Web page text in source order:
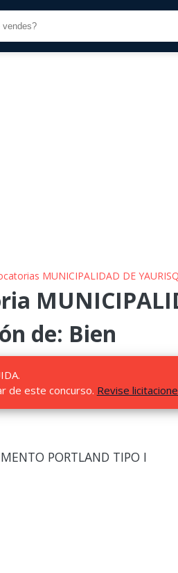
MUNICIPALIDAD DE
de: Bien
de este concurso. Revise
PORTLAND TIPO I